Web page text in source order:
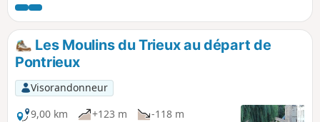
agricoles. En contrepartie, elle offre de
magnifiques paysages aussi bien sur
l'Étang de Poulloguer que sur le
ruisseau du même nom avec la
traversée très agréable du bourg de
Coatascorn, village trégorrois par
excellence avec toutes ses maisons en
pierre.
Les Moulins du Trieux au départ de
Pontrieux
Visorandonneur
9,00 km
+123 m
-118 m